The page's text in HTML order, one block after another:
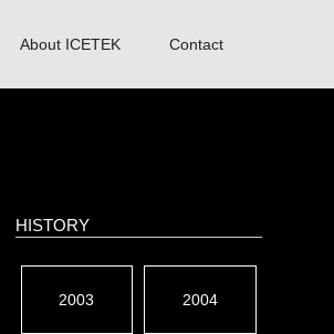
About ICETEK Contact
HISTORY
2003 2004